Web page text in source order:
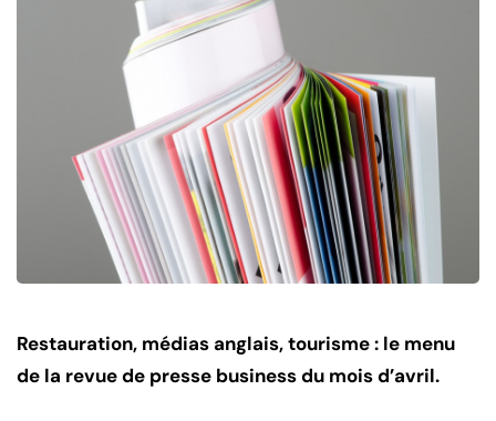
Restauration, médias anglais, tourisme : le menu
de la revue de presse business du mois d’avril.